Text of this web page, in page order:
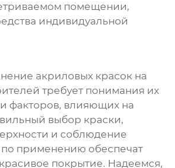
помещении,
индивидуальной
акриловых красок на
требует понимания их
факторов, влияющих на
выбор краски,
и соблюдение
применению обеспечат
покрытие. Надеемся,